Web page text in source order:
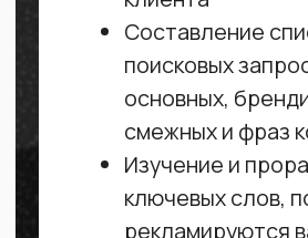
сообщений
Запуск кампаний в поисковой
сети Яндекса
Запуск рекламы в рекламной
сети Яндекса
Настройка повторного
показа рекламы
заинтересованным
пользователям
Постоянная доработка